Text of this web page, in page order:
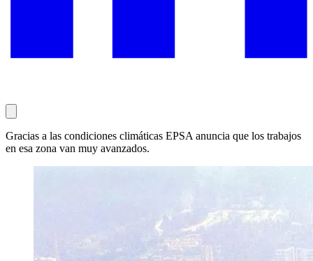
Gracias a las condiciones climáticas EPSA anuncia que los trabajos
en esa zona van muy avanzados.